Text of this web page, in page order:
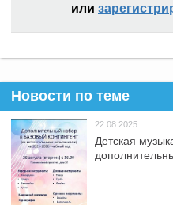
или
Новости по теме
22.08.2025
Детская